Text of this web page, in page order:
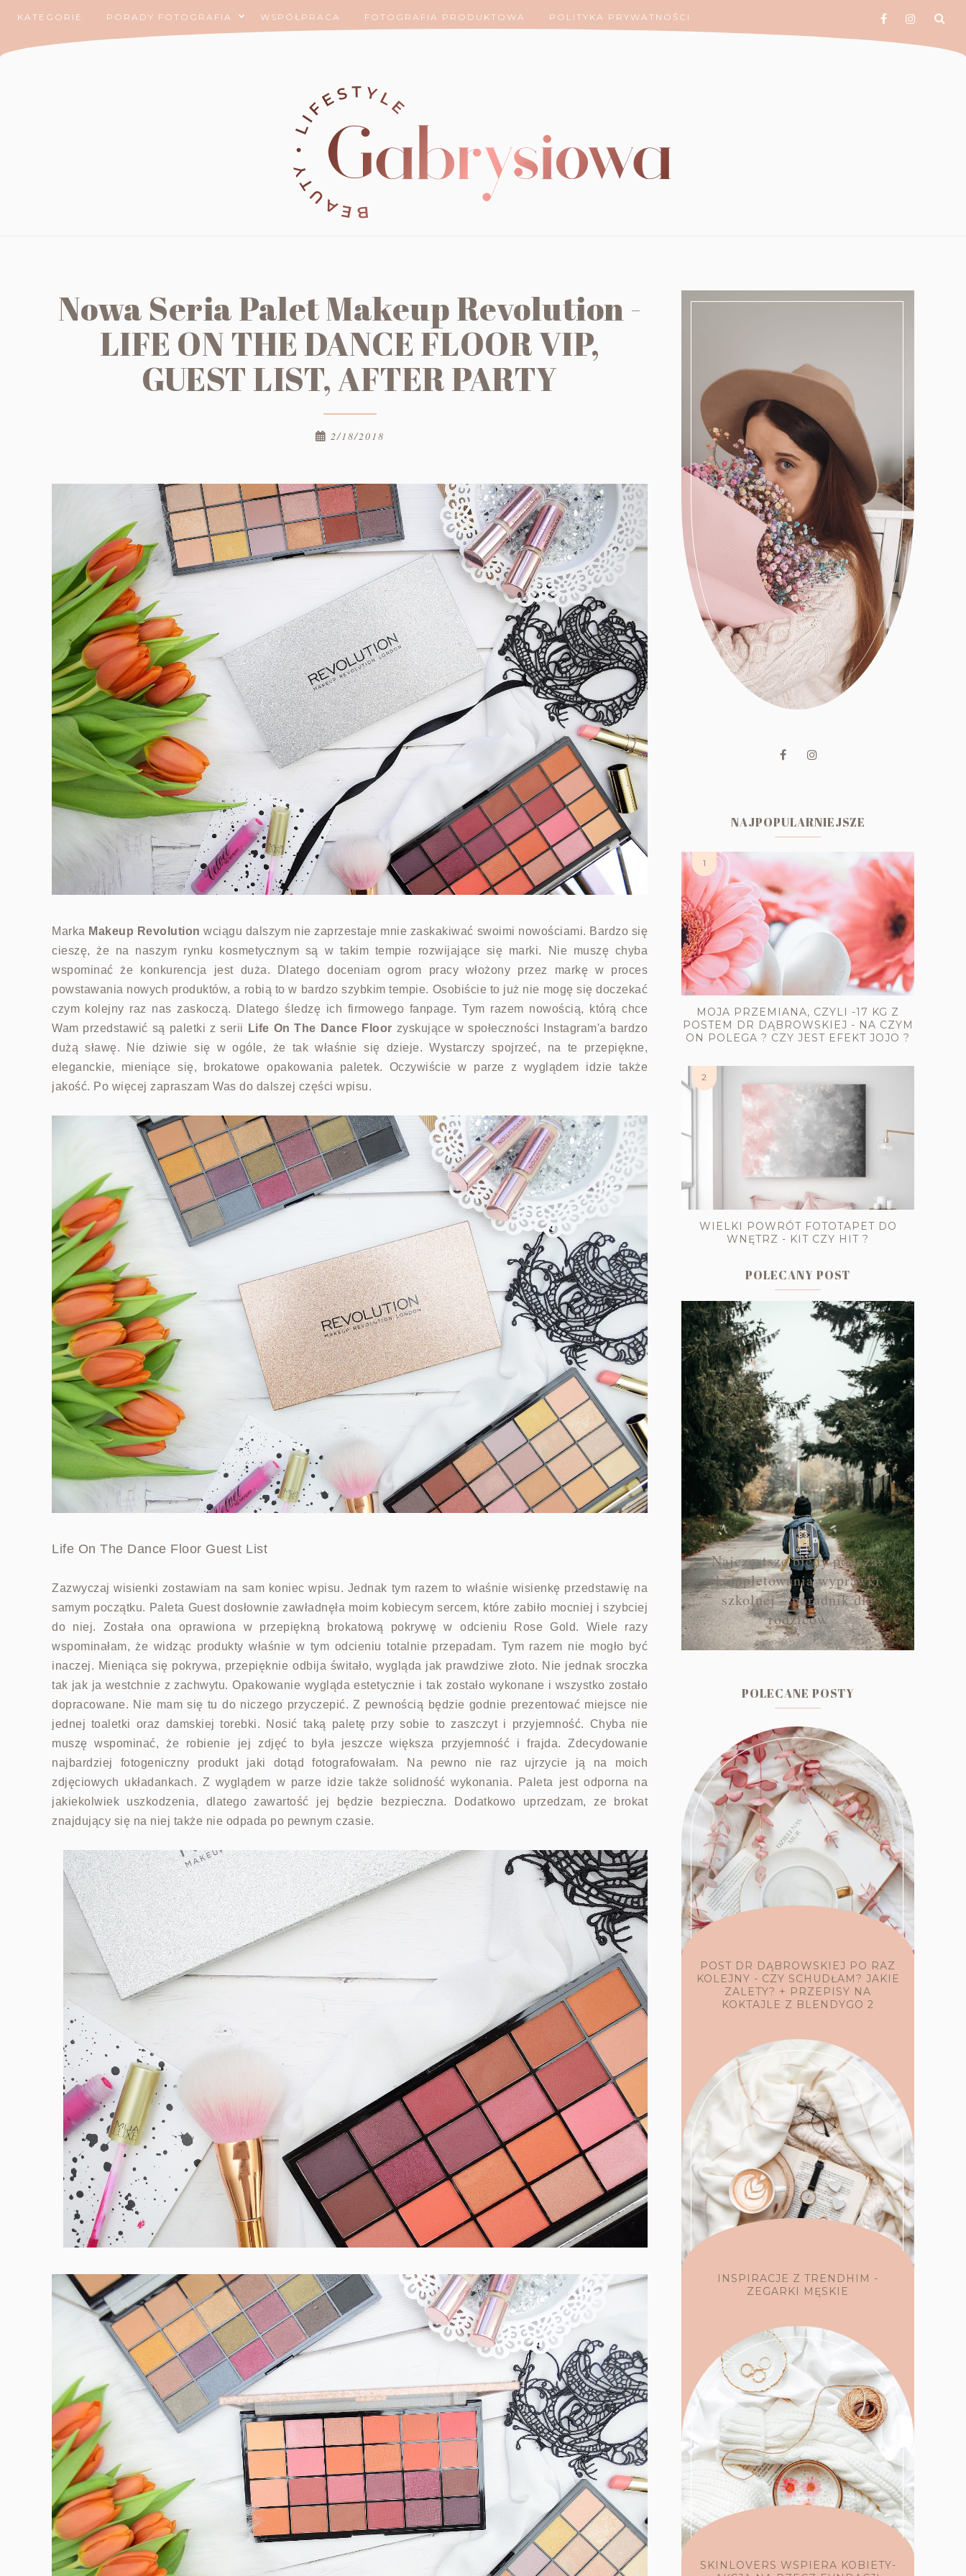
KATEGORIE PORADY FOTOGRAFIA WSPÓŁPRACA FOTOGRAFIA PRODUKTOWA POLITYKA PRYWATNOŚCI
Nowa Seria Palet Makeup Revolution -
LIFE ON THE DANCE FLOOR VIP,
GUEST LIST, AFTER PARTY
2/18/2018
Marka Makeup Revolution wciągu dalszym nie zaprzestaje mnie zaskakiwać swoimi nowościami. Bardzo się
cieszę, że na naszym rynku kosmetycznym są w takim tempie rozwijające się marki. Nie muszę chyba
wspominać że konkurencja jest duża. Dlatego doceniam ogrom pracy włożony przez markę w proces
powstawania nowych produktów, a robią to w bardzo szybkim tempie. Osobiście to już nie mogę się doczekać
czym kolejny raz nas zaskoczą. Dlatego śledzę ich firmowego fanpage. Tym razem nowością, którą chce
Wam przedstawić są paletki z serii
Life On The Dance Floor zyskujące w społeczności Instagram'a bardzo
dużą sławę. Nie dziwie się w ogóle, że tak właśnie się dzieje. Wystarczy spojrzeć, na te przepiękne,
eleganckie, mieniące się, brokatowe opakowania paletek. Oczywiście w parze z wyglądem idzie także
jakość. Po więcej zapraszam Was do dalszej części wpisu.
Life On The Dance Floor Guest List
Zazwyczaj wisienki zostawiam na sam koniec wpisu. Jednak tym razem to właśnie wisienkę przedstawię na
samym początku. Paleta Guest dosłownie zawładnęła moim kobiecym sercem, które zabiło mocniej i szybciej
do niej. Została ona oprawiona w przepiękną brokatową pokrywę w odcieniu Rose Gold. Wiele razy
wspominałam, że widząc produkty właśnie w tym odcieniu totalnie przepadam. Tym razem nie mogło być
inaczej. Mieniąca się pokrywa, przepięknie odbija świtało, wygląda jak prawdziwe złoto. Nie jednak sroczka
tak jak ja westchnie z zachwytu. Opakowanie wygląda estetycznie i tak zostało wykonane i wszystko zostało
dopracowane. Nie mam się tu do niczego przyczepić. Z pewnością będzie godnie prezentować miejsce nie
jednej toaletki oraz damskiej torebki. Nosić taką paletę przy sobie to zaszczyt i przyjemność. Chyba nie
muszę wspominać, że robienie jej zdjęć to była jeszcze większa przyjemność i frajda. Zdecydowanie
najbardziej fotogeniczny produkt jaki dotąd fotografowałam. Na pewno nie raz ujrzycie ją na moich
zdjęciowych układankach. Z wyglądem w parze idzie także solidność wykonania. Paleta jest odporna na
jakiekolwiek uszkodzenia, dlatego zawartość jej będzie bezpieczna. Dodatkowo uprzedzam, ze brokat
znajdujący się na niej także nie odpada po pewnym czasie.
NAJPOPULARNIEJSZE
MOJA PRZEMIANA, CZYLI -17 KG Z
POSTEM DR DĄBROWSKIEJ - NA CZYM
ON POLEGA ? CZY JEST EFEKT JOJO ?
WIELKI POWRÓT FOTOTAPET DO
WNĘTRZ - KIT CZY HIT ?
POLECANY POST
Najczęstsze błędy podczas
kompletowania wyprawki
szkolnej – poradnik dla
rodziców
POLECANE POSTY
POST DR DĄBROWSKIEJ PO RAZ
KOLEJNY - CZY SCHUDŁAM? JAKIE
ZALETY? + PRZEPISY NA
KOKTAJLE Z BLENDYGO 2
INSPIRACJE Z TRENDHIM -
ZEGARKI MĘSKIE
SKINLOVERS WSPIERA KOBIETY-